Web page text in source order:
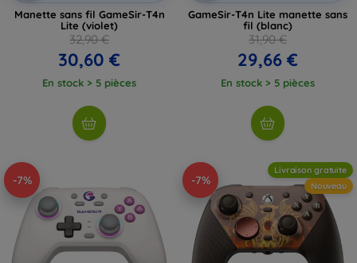
Manette sans fil GameSir-T4n
Lite (violet)
32,90 €
30,60 €
En stock > 5 pièces
GameSir-T4n Lite manette sans
fil (blanc)
31,90 €
29,66 €
En stock > 5 pièces
-7% -7%
Livraison gratuite
Nouveau